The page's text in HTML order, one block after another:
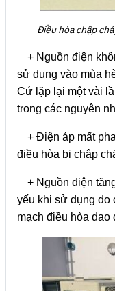
Điều hòa chập
+ Nguồn điện
sử dụng vào mùa
Cứ lặp lại một vài
trong các nguyên
+ Điện áp mất
điều hòa bị chập
+ Nguồn điện
yếu khi sử dụng do
mạch điều hòa dao